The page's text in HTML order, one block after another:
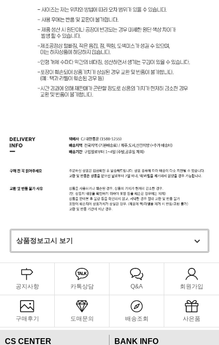
상품정보고시 보기
공지사항 카톡상담 Q&A 회원가입
구매후기 도매문의 배송조회 사은품
CS CENTER BANK INFO